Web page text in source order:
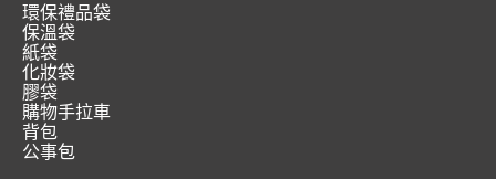
環保禮品袋
保溫袋
紙袋
化妝袋
膠袋
購物手拉車
背包
公事包